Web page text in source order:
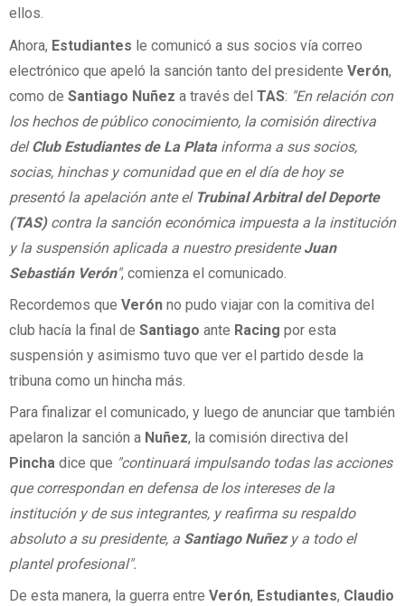
ellos.
Ahora, Estudiantes le comunicó a sus socios vía correo
electrónico que apeló la sanción tanto del presidente Verón,
como de Santiago Nuñez a través del TAS: "En relación con
los hechos de público conocimiento, la comisión directiva
delClub Estudiantes de La Plata informa a sus socios,
socias, hinchas y comunidad que en el día de hoy se
presentó la apelación ante el Trubinal Arbitral del Deporte
(TAS)contra la sanción económica impuesta a la institución
y la suspensión aplicada a nuestro presidenteJuan
Sebastián Verón", comienza el comunicado.
Recordemos que Verón no pudo viajar con la comitiva del
club hacía la final de Santiago ante Racing por esta
suspensión y asimismo tuvo que ver el partido desde la
tribuna como un hincha más.
Para finalizar el comunicado, y luego de anunciar que también
apelaron la sanción a Nuñez, la comisión directiva del
Pincha dice que "continuará impulsando todas las acciones
que correspondan en defensa de los intereses de la
institución y de sus integrantes, y reafirma su respaldo
absoluto a su presidente, a Santiago Nuñezy a todo el
plantel profesional".
De esta manera, la guerra entre Verón, Estudiantes, Claudio